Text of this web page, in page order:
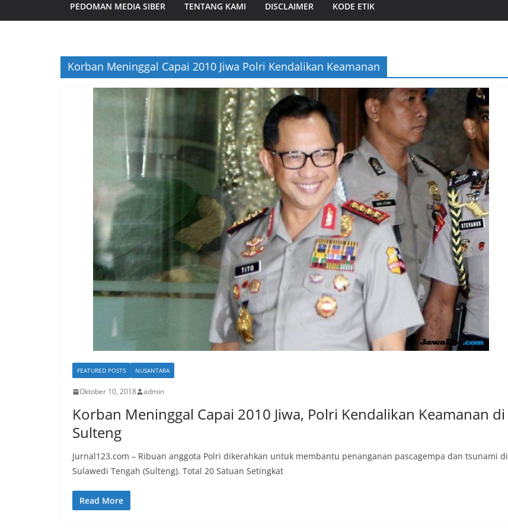
PEDOMAN MEDIA SIBER TENTANG KAMI DISCLAIMER KODE ETIK
Korban Meninggal Capai 2010 Jiwa Polri Kendalikan Keamanan
FEATURED POSTS NUSANTARA
Oktober 10, 2018 admin
Korban Meninggal Capai 2010 Jiwa, Polri Kendalikan Keamanan di
Sulteng
Jurnal123.com – Ribuan anggota Polri dikerahkan untuk membantu penanganan pascagempa dan tsunami di
Sulawedi Tengah (Sulteng). Total 20 Satuan Setingkat
Read More